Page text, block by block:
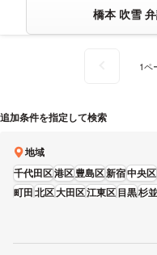
橋本 吹雪
1ペ
追加条件を指定して検索
地域
千代田区港区豊島区新宿中央区
町田北区大田区江東区目黒杉